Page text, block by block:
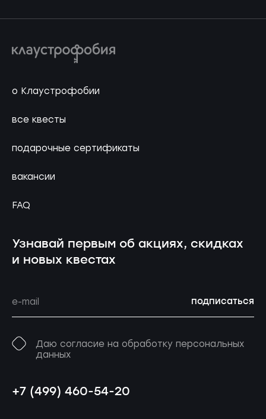
о Клаустрофобии
все квесты
подарочные сертификаты
вакансии
FAQ
Узнавай первым об акциях, скидках
и новых квестах
подписаться
Даю согласие на обработку персональных
данных
+7 (499) 460-54-20